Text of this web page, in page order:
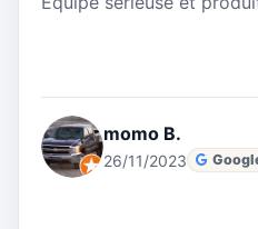
momo B.
26/11/2023